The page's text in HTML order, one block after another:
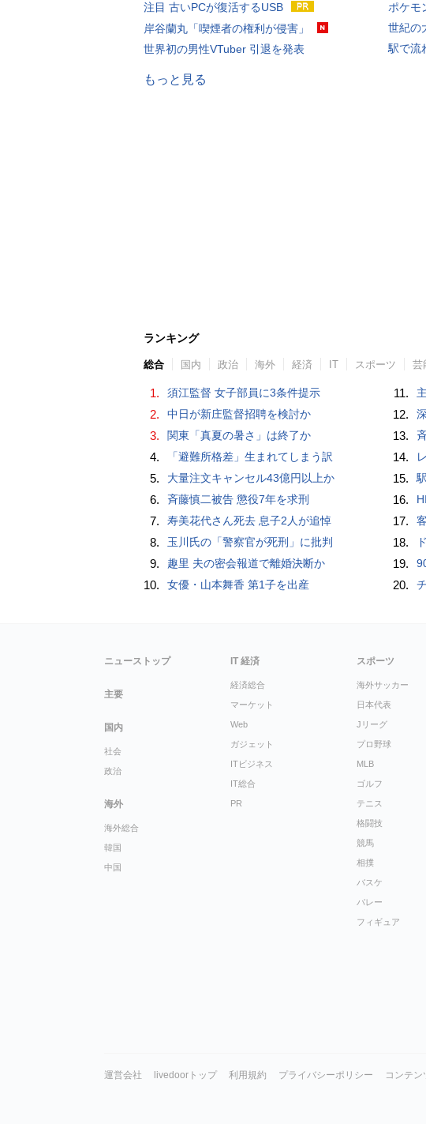
注目 古いPCが復活するUSB
岸谷蘭丸「喫煙者の権利が侵害」
世界初の男性VTuber 引退を発表
ポケモ
世紀の
駅で流
もっと見る
ランキング
総合 国内 政治 海外 経済 IT スポーツ 芸
1. 須江監督 女子部員に3条件提示
2. 中日が新庄監督招聘を検討か
3. 関東「真夏の暑さ」は終了か
4. 「避難所格差」生まれてしまう訳
5. 大量注文キャンセル43億円以上か
6. 斉藤慎二被告 懲役7年を求刑
7. 寿美花代さん死去 息子2人が追悼
8. 玉川氏の「警察官が死刑」に批判
9. 趣里 夫の密会報道で離婚決断か
10. 女優・山本舞香 第1子を出産
11.
12.
13.
14.
15.
16.
17.
18.
19.
20.
ニューストップ
主要
国内
社会
政治
海外
海外総合
韓国
中国
IT 経済
経済総合
マーケット
Web
ガジェット
ITビジネス
IT総合
PR
スポーツ
海外サッカー
日本代表
Jリーグ
プロ野球
MLB
ゴルフ
テニス
格闘技
競馬
相撲
バスケ
バレー
フィギュア
運営会社 livedoorトップ 利用規約 プライバシーポリシー コンテン